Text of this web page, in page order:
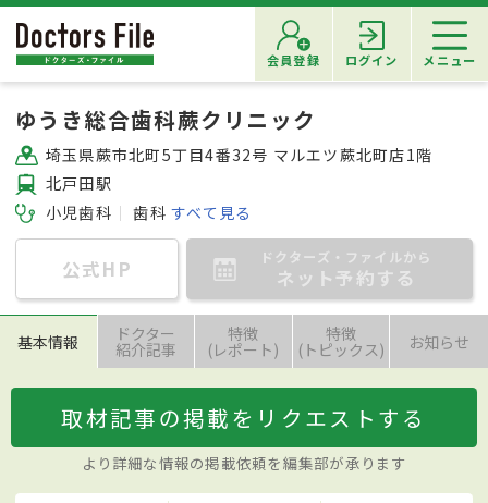
会員登録 ログイン メニュー
ゆうき総合歯科蕨クリニック
埼玉県蕨市北町5丁目4番32号 マルエツ蕨北町店1階
北戸田駅
小児歯科
歯科 すべて見る
公式HP ドクターズ・ファイルから
ネット予約する
基本情報 ドクター
紹介記事
特徴
(レポート)
特徴
(トピックス) お知らせ
取材記事の掲載をリクエストする
より詳細な情報の掲載依頼を編集部が承ります